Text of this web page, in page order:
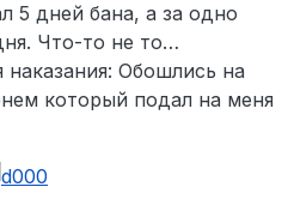
5 дней бана, а за одно
Что-то не то…
Обошлись на
который подал на меня